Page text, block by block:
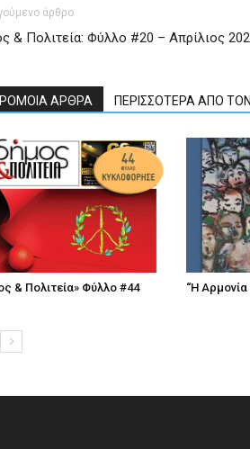
άρθρο
& Πολιτεία: Φύλλο #20 – Απρίλιος
ΑΡΘΡΑ ΠΕΡΙΣΣΟΤΕΡΑ ΑΠΟ
& Πολιτεία» Φύλλο #44 “Η